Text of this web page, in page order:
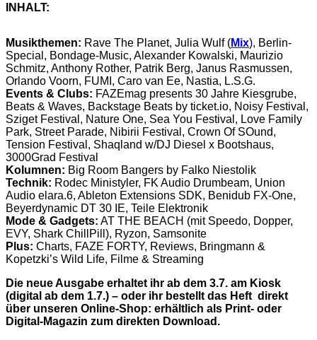
INHALT:
Musikthemen: Rave The Planet, Julia Wulf (Mix), Berlin-
Special, Bondage-Music, Alexander Kowalski, Maurizio
Schmitz, Anthony Rother, Patrik Berg, Janus Rasmussen,
Orlando Voorn, FUMI, Caro van Ee, Nastia, L.S.G.
Events & Clubs: FAZEmag presents 30 Jahre Kiesgrube,
Beats & Waves, Backstage Beats by ticket.io, Noisy Festival,
Sziget Festival, Nature One, Sea You Festival, Love Family
Park, Street Parade, Nibirii Festival, Crown Of SOund,
Tension Festival, Shaqland w/DJ Diesel x Bootshaus,
3000Grad Festival
Kolumnen: Big Room Bangers by Falko Niestolik
Technik: Rodec Ministyler, FK Audio Drumbeam, Union
Audio elara.6, Ableton Extensions SDK, Benidub FX-One,
Beyerdynamic DT 30 IE, Teile Elektronik
Mode & Gadgets: AT THE BEACH (mit Speedo, Dopper,
EVY, Shark ChillPill), Ryzon, Samsonite
Plus: Charts, FAZE FORTY, Reviews, Bringmann &
Kopetzki’s Wild Life, Filme & Streaming
Die neue Ausgabe erhaltet ihr ab dem 3.7. am Kiosk
(digital ab dem 1.7.) – oder ihr bestellt das Heft direkt
über unseren Online-Shop: erhältlich als Print- oder
Digital-Magazin zum direkten Download.